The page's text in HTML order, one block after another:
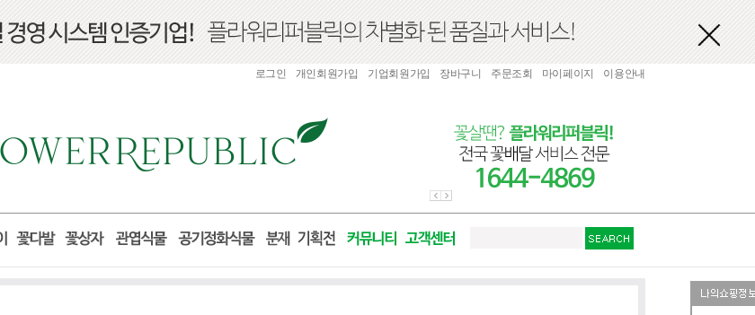
로그인 개인회원가입 기업회원가입 장바구니 주문조회 마이페이지 이용안내